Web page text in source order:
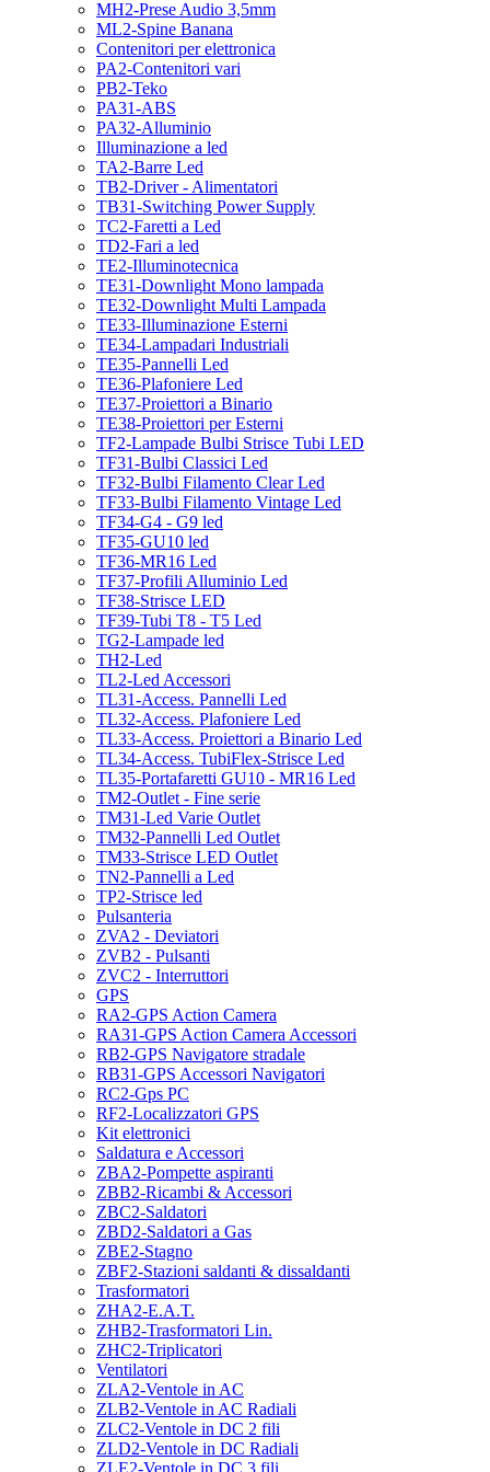
MH2-Prese Audio 3,5mm
ML2-Spine Banana
Contenitori per elettronica
PA2-Contenitori vari
PB2-Teko
PA31-ABS
PA32-Alluminio
Illuminazione a led
TA2-Barre Led
TB2-Driver - Alimentatori
TB31-Switching Power Supply
TC2-Faretti a Led
TD2-Fari a led
TE2-Illuminotecnica
TE31-Downlight Mono lampada
TE32-Downlight Multi Lampada
TE33-Illuminazione Esterni
TE34-Lampadari Industriali
TE35-Pannelli Led
TE36-Plafoniere Led
TE37-Proiettori a Binario
TE38-Proiettori per Esterni
TF2-Lampade Bulbi Strisce Tubi LED
TF31-Bulbi Classici Led
TF32-Bulbi Filamento Clear Led
TF33-Bulbi Filamento Vintage Led
TF34-G4 - G9 led
TF35-GU10 led
TF36-MR16 Led
TF37-Profili Alluminio Led
TF38-Strisce LED
TF39-Tubi T8 - T5 Led
TG2-Lampade led
TH2-Led
TL2-Led Accessori
TL31-Access. Pannelli Led
TL32-Access. Plafoniere Led
TL33-Access. Proiettori a Binario Led
TL34-Access. TubiFlex-Strisce Led
TL35-Portafaretti GU10 - MR16 Led
TM2-Outlet - Fine serie
TM31-Led Varie Outlet
TM32-Pannelli Led Outlet
TM33-Strisce LED Outlet
TN2-Pannelli a Led
TP2-Strisce led
Pulsanteria
ZVA2 - Deviatori
ZVB2 - Pulsanti
ZVC2 - Interruttori
GPS
RA2-GPS Action Camera
RA31-GPS Action Camera Accessori
RB2-GPS Navigatore stradale
RB31-GPS Accessori Navigatori
RC2-Gps PC
RF2-Localizzatori GPS
Kit elettronici
Saldatura e Accessori
ZBA2-Pompette aspiranti
ZBB2-Ricambi & Accessori
ZBC2-Saldatori
ZBD2-Saldatori a Gas
ZBE2-Stagno
ZBF2-Stazioni saldanti & dissaldanti
Trasformatori
ZHA2-E.A.T.
ZHB2-Trasformatori Lin.
ZHC2-Triplicatori
Ventilatori
ZLA2-Ventole in AC
ZLB2-Ventole in AC Radiali
ZLC2-Ventole in DC 2 fili
ZLD2-Ventole in DC Radiali
ZLE2-Ventole in DC 3 fili